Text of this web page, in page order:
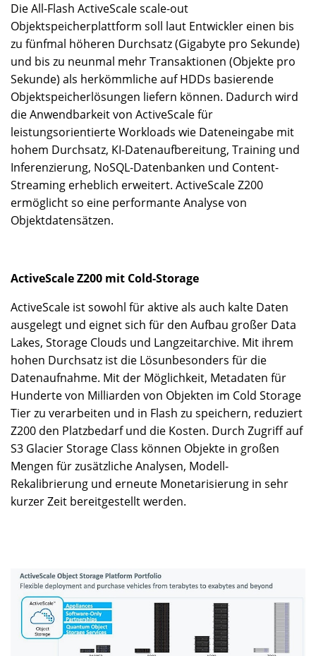
Die All-Flash ActiveScale scale-out
Objektspeicherplattform soll laut Entwickler einen bis
zu fünfmal höheren Durchsatz (Gigabyte pro Sekunde)
und bis zu neunmal mehr Transaktionen (Objekte pro
Sekunde) als herkömmliche auf HDDs basierende
Objektspeicherlösungen liefern können. Dadurch wird
die Anwendbarkeit von ActiveScale für
leistungsorientierte Workloads wie Dateneingabe mit
hohem Durchsatz, KI-Datenaufbereitung, Training und
Inferenzierung, NoSQL-Datenbanken und Content-
Streaming erheblich erweitert. ActiveScale Z200
ermöglicht so eine performante Analyse von
Objektdatensätzen.
ActiveScale Z200 mit Cold-Storage
ActiveScale ist sowohl für aktive als auch kalte Daten
ausgelegt und eignet sich für den Aufbau großer Data
Lakes, Storage Clouds und Langzeitarchive. Mit ihrem
hohen Durchsatz ist die Lösunbesonders für die
Datenaufnahme. Mit der Möglichkeit, Metadaten für
Hunderte von Milliarden von Objekten im Cold Storage
Tier zu verarbeiten und in Flash zu speichern, reduziert
Z200 den Platzbedarf und die Kosten. Durch Zugriff auf
S3 Glacier Storage Class können Objekte in großen
Mengen für zusätzliche Analysen, Modell-
Rekalibrierung und erneute Monetarisierung in sehr
kurzer Zeit bereitgestellt werden.